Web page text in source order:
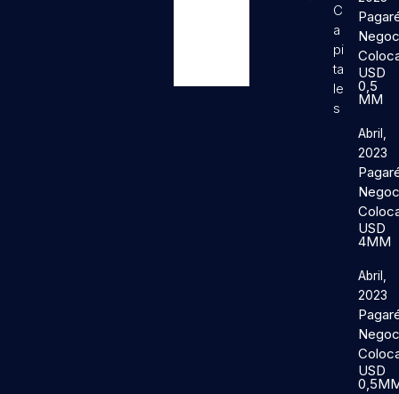
C
a
pi
ta
le
s
USD
0,5
MM
Abril,
2023
USD
4MM
Abril,
2023
USD